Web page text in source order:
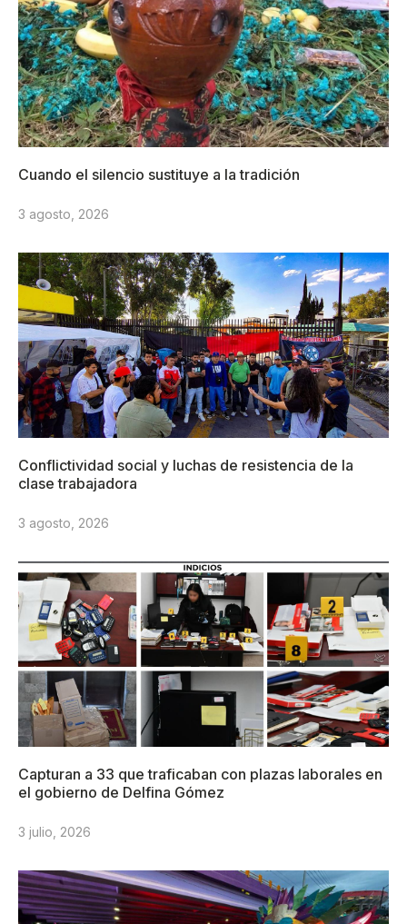
Cuando el silencio sustituye a la tradición
3 agosto, 2026
Conflictividad social y luchas de resistencia de la
clase trabajadora
3 agosto, 2026
Capturan a 33 que traficaban con plazas laborales en
el gobierno de Delfina Gómez
3 julio, 2026